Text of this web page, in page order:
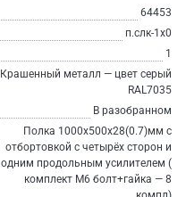
64453
п.слк-1х0
1
Крашенный металл — цвет серый
RAL7035
В разобранном
Полка 1000х500х28(0.7)мм с
отбортовкой с четырёх сторон и
одним продольным усилителем (
комплект М6 болт+гайка — 8